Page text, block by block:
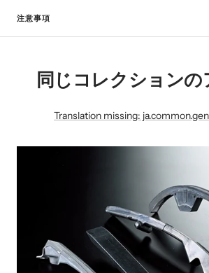
注意事項
同じコレクションの
Translation missing: